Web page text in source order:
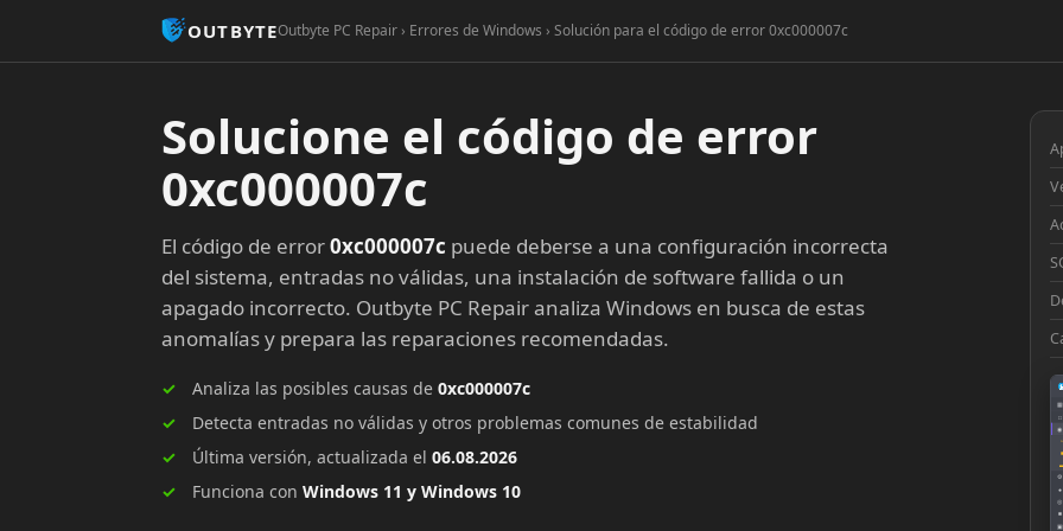
OUTBYTEOutbyte PC Repair › Errores de Windows › Solución para el código de error 0xc000007c
Solucione el código de error
0xc000007c
El código de error0xc000007c puede deberse a una configuración incorrecta
del sistema, entradas no válidas, una instalación de software fallida o un
apagado incorrecto. Outbyte PC Repair analiza Windows en busca de estas
anomalías y prepara las reparaciones recomendadas.
Analiza las posibles causas de 0xc000007c
Detecta entradas no válidas y otros problemas comunes de estabilidad
Última versión, actualizada el 06.08.2026
Funciona con Windows 11 y Windows 10
▦
□
◉
◔
■
⚙
●
◎
■
▣